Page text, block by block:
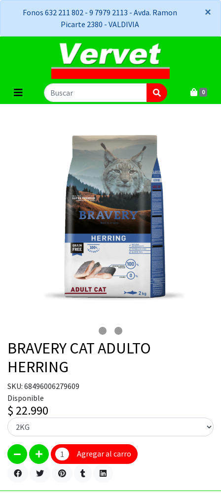
Fonos 632 211 802 - 9 7979 2113 - Avda. Ramon
Picarte 2380 - VALDIVIA
×
×
0
BRAVERY CAT ADULTO
HERRING
SKU: 68496006279609
Disponible
$ 22.990
Agregar al carro